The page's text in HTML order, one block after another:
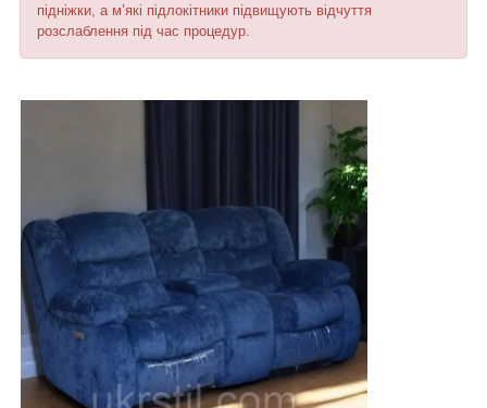
підніжки, а м’які підлокітники підвищують відчуття
розслаблення під час процедур.